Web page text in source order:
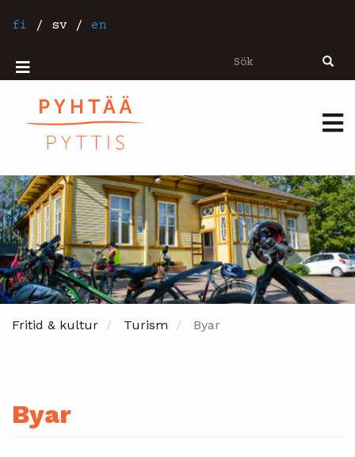
tillfi / sv / en
Sök Sök
Mobiilivalikko
Fritid & kultur Turism Byar
Byar